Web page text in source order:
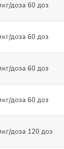
доза 60 доз
доза 60 доз
доза 60 доз
доза 60 доз
доза 120 доз